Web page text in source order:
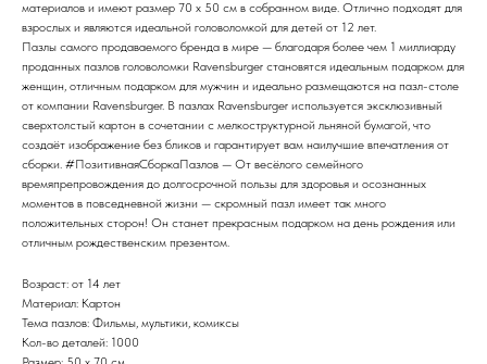
материалов и имеют размер 70 x 50 см в собранном виде. Отлично подходят для
взрослых и являются идеальной головоломкой для детей от 12 лет.
Пазлы самого продаваемого бренда в мире — благодаря более чем 1 миллиарду
проданных пазлов головоломки Ravensburger становятся идеальным подарком для
женщин, отличным подарком для мужчин и идеально размещаются на пазл-столе
от компании Ravensburger. В пазлах Ravensburger используется эксклюзивный
сверхтолстый картон в сочетании с мелкоструктурной льняной бумагой, что
создаёт изображение без бликов и гарантирует вам наилучшие впечатления от
сборки. #ПозитивнаяСборкаПазлов — От весёлого семейного
времяпрепровождения до долгосрочной пользы для здоровья и осознанных
моментов в повседневной жизни — скромный пазл имеет так много
положительных сторон! Он станет прекрасным подарком на день рождения или
отличным рождественским презентом.
Возраст: от 14 лет
Материал: Картон
Тема пазлов: Фильмы, мультики, комиксы
Кол-во деталей: 1000